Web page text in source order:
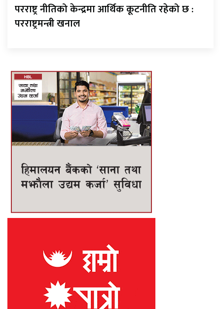
परराष्ट्र नीतिको केन्द्रमा आर्थिक कूटनीति रहेको छ :
परराष्ट्रमन्त्री खनाल